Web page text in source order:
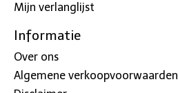
Mijn verlanglijst
Informatie
Over ons
Algemene verkoopvoorwaarden